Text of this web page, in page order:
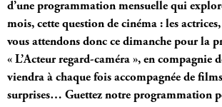
d’une programmation mensuelle qui
mois, cette question de cinéma : les
vous attendons donc ce dimanche pour la
« L’Acteur regard-caméra », en compagnie
viendra à chaque fois accompagnée de
surprises… Guettez notre programmation